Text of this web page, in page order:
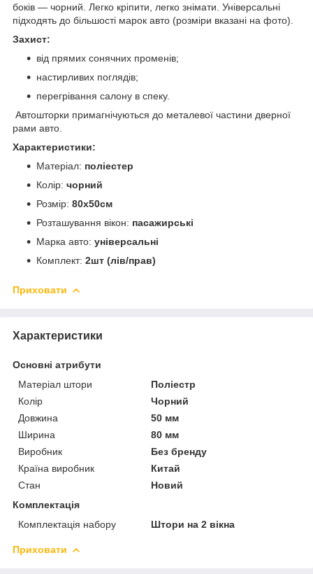
боків — чорний. Легко кріпити, легко знімати. Універсальні
підходять до більшості марок авто (розміри вказані на фото).
Захист:
від прямих сонячних променів;
настирливих поглядів;
перегрівання салону в спеку.
Автошторки примагнічуються до металевої частини дверної
рами авто.
Характеристики:
Матеріал: поліестер
Колір: чорний
Розмір: 80х50см
Розташування вікон: пасажирські
Марка авто: універсальні
Комплект: 2шт (лів/прав)
Приховати
Характеристики
Основні атрибути
Матеріал штори
Поліестр
Колір
Чорний
Довжина
50 мм
Ширина
80 мм
Виробник
Без бренду
Країна виробник
Китай
Стан
Новий
Комплектація
Комплектація набору
Штори на 2 вікна
Приховати